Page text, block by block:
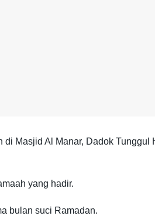
Masjid Al Manar, Dadok Tunggul
yang hadir.
bulan suci Ramadan.